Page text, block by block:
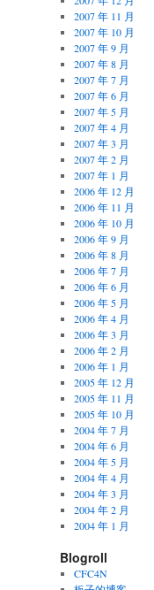
2007 年 11 月
2007 年 10 月
2007 年 9 月
2007 年 8 月
2007 年 7 月
2007 年 6 月
2007 年 5 月
2007 年 4 月
2007 年 3 月
2007 年 2 月
2007 年 1 月
2006 年 12 月
2006 年 11 月
2006 年 10 月
2006 年 9 月
2006 年 8 月
2006 年 7 月
2006 年 6 月
2006 年 5 月
2006 年 4 月
2006 年 3 月
2006 年 2 月
2006 年 1 月
2005 年 12 月
2005 年 11 月
2005 年 10 月
2004 年 7 月
2004 年 6 月
2004 年 5 月
2004 年 4 月
2004 年 3 月
2004 年 2 月
2004 年 1 月
Blogroll
CFC4N